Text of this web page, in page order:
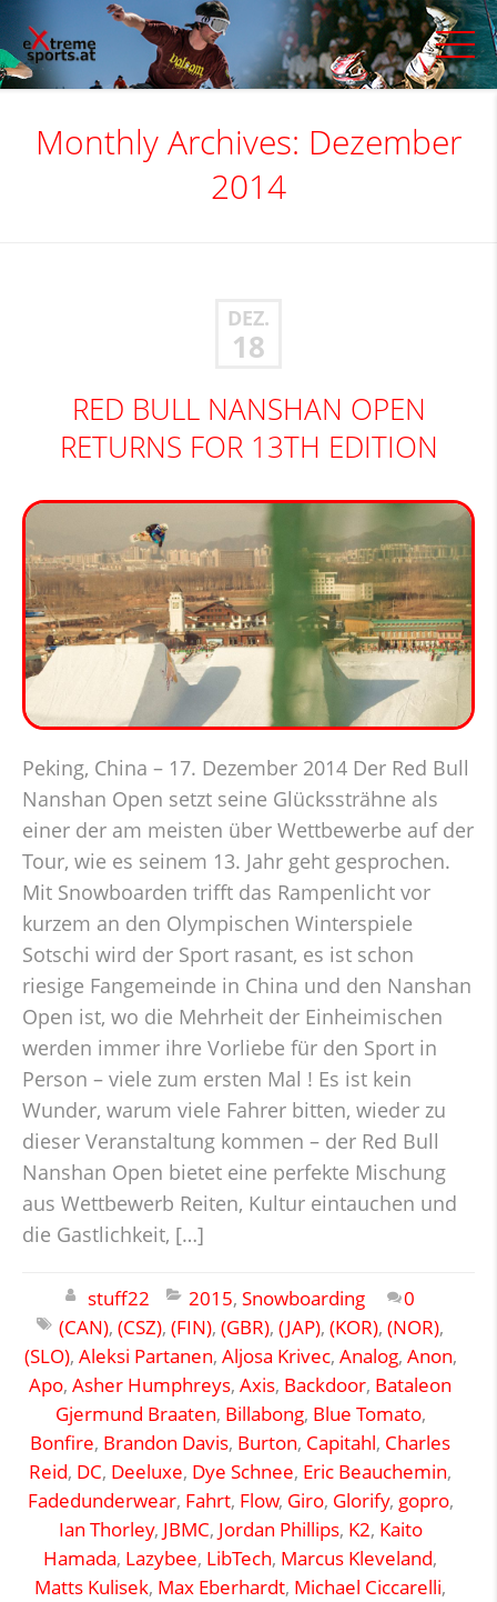
Monthly Archives: Dezember
2014
DEZ.
18
RED BULL NANSHAN OPEN
RETURNS FOR 13TH EDITION
Peking, China – 17. Dezember 2014 Der Red Bull
Nanshan Open setzt seine Glückssträhne als
einer der am meisten über Wettbewerbe auf der
Tour, wie es seinem 13. Jahr geht gesprochen.
Mit Snowboarden trifft das Rampenlicht vor
kurzem an den Olympischen Winterspiele
Sotschi wird der Sport rasant, es ist schon
riesige Fangemeinde in China und den Nanshan
Open ist, wo die Mehrheit der Einheimischen
werden immer ihre Vorliebe für den Sport in
Person – viele zum ersten Mal ! Es ist kein
Wunder, warum viele Fahrer bitten, wieder zu
dieser Veranstaltung kommen – der Red Bull
Nanshan Open bietet eine perfekte Mischung
aus Wettbewerb Reiten, Kultur eintauchen und
die Gastlichkeit, […]
stuff22 2015, Snowboarding
0
(CAN), (CSZ), (FIN), (GBR), (JAP), (KOR), (NOR),
(SLO), Aleksi Partanen, Aljosa Krivec, Analog, Anon,
Apo, Asher Humphreys, Axis, Backdoor, Bataleon
Gjermund Braaten, Billabong, Blue Tomato,
Bonfire, Brandon Davis, Burton, Capitahl, Charles
Reid, DC, Deeluxe, Dye Schnee, Eric Beauchemin,
Fadedunderwear, Fahrt, Flow, Giro, Glorify, gopro,
Ian Thorley, JBMC, Jordan Phillips, K2, Kaito
Hamada, Lazybee, LibTech, Marcus Kleveland,
Matts Kulisek, Max Eberhardt, Michael Ciccarelli,